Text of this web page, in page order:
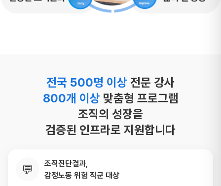
전국 500명 이상 전문 강사
800개 이상 맞춤형 프로그램
조직의 성장을
검증된 인프라로 지원합니다
💬
조직진단결과,
감정노동 위험 직군 대상